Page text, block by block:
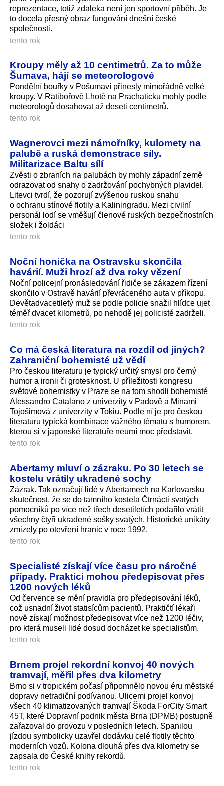
reprezentace, totiž zdaleka není jen sportovní příběh. Je
to docela přesný obraz fungování dnešní české
společnosti.
tento rok
Kroupy měly až 10 centimetrů. Za to může
Šumava, hájí se meteorologové
Pondělní bouřky v Pošumaví přinesly mimořádně velké
kroupy. V Ratibořově Lhotě na Prachaticku mohly podle
meteorologů dosahovat až deseti centimetrů.
tento rok
Wagnerovci mezi námořníky, kulomety na
palubě a ruská demonstrace síly.
Militarizace Baltu sílí
Zvěsti o zbraních na palubách by mohly západní země
odrazovat od snahy o zadržování pochybných plavidel.
Litevci tvrdí, že pozorují zvýšenou ruskou snahu
o ochranu stínové flotily a Kaliningradu. Mezi civilní
personál lodí se vměšují členové ruských bezpečnostních
složek i žoldáci
tento rok
Noční honička na Ostravsku skončila
havárií. Muži hrozí až dva roky vězení
Noční policejní pronásledování řidiče se zákazem řízení
skončilo v Ostravě havárií převráceného auta v příkopu.
Devětadvacetiletý muž se podle policie snažil hlídce ujet
téměř dvacet kilometrů, po nehodě jej policisté zadrželi.
tento rok
Co má česká literatura na rozdíl od jiných?
Zahraniční bohemisté už vědí
Pro českou literaturu je typický určitý smysl pro černý
humor a ironii či grotesknost. U příležitosti kongresu
světové bohemistky v Praze se na tom shodli bohemisté
Alessandro Catalano z univerzity v Padově a Minami
Tojošimová z univerzity v Tokiu. Podle ní je pro českou
literaturu typická kombinace vážného tématu s humorem,
kterou si v japonské literatuře neumí moc představit.
tento rok
Abertamy mluví o zázraku. Po 30 letech se
kostelu vrátily ukradené sochy
Zázrak. Tak označují lidé v Abertamech na Karlovarsku
skutečnost, že se do tamního kostela Čtrnácti svatých
pomocníků po více než třech desetiletích podařilo vrátit
všechny čtyři ukradené sošky svatých. Historické unikáty
zmizely po otevření hranic v roce 1992.
tento rok
Specialisté získají více času pro náročné
případy. Praktici mohou předepisovat přes
1200 nových léků
Od července se mění pravidla pro předepisování léků,
což usnadní život statisícům pacientů. Praktičtí lékaři
nově získají možnost předepisovat více než 1200 léčiv,
pro která museli lidé dosud docházet ke specialistům.
tento rok
Brnem projel rekordní konvoj 40 nových
tramvají, měřil přes dva kilometry
Brno si v tropickém počasí připomnělo novou éru městské
dopravy netradiční podívanou. Ulicemi projel konvoj
všech 40 klimatizovaných tramvají Škoda ForCity Smart
45T, které Dopravní podnik města Brna (DPMB) postupně
zařazoval do provozu v posledních letech. Spanilou
jízdou symbolicky uzavřel dodávku celé flotily těchto
moderních vozů. Kolona dlouhá přes dva kilometry se
zapsala do České knihy rekordů.
tento rok